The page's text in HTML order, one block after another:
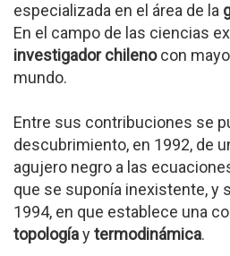
especializada en el área de la
En el campo de las ciencias
investigador chilenocon
mundo.
Entre sus contribuciones se
descubrimiento, en 1992, de
agujero negro a las
que se suponía inexistente, y
1994, en que establece una
topologíaytermodinámica.